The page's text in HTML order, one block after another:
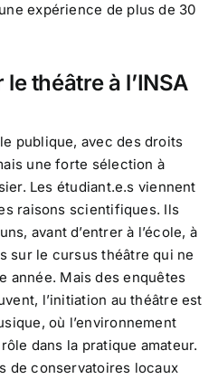
expérience de plus de 30
théâtre à l’INSA
publique, avec des droits
une forte sélection à
Les étudiant.e.s viennent
raisons scientifiques. Ils
avant d’entrer à l’école, à
sur le cursus théâtre qui ne
année. Mais des enquêtes
l’initiation au théâtre est
où l’environnement
dans la pratique amateur.
de conservatoires locaux